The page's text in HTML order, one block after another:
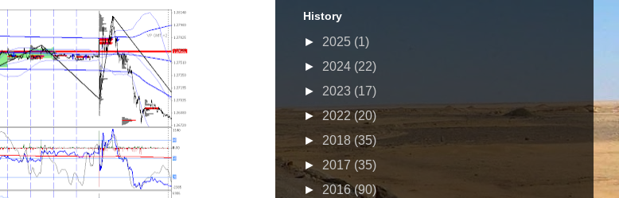
History
► 2025 (1)
► 2024 (22)
► 2023 (17)
► 2022(20)
► 2018 (35)
► 2017 (35)
► 2016(90)